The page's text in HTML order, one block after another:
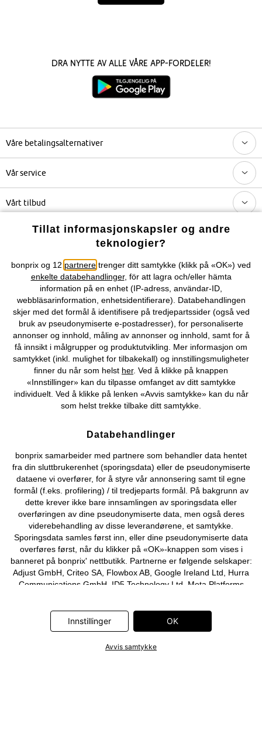
Dra nytte av alle våre app-fordeler!
Våre betalingsalternativer
Vår service
Vårt tilbud
Selskapet
Topkategorier / Sesongvarer
Du kan også finne oss på
Kjøpsvilkår Personopplysninger Cookie-innstillinger
Om Oss Angre kjøp
©2026 bonprix.
Tillat informasjonskapsler og andre
teknologier?
bonprix og 12 partnere trenger ditt samtykke (klikk på «OK») ved
enkelte databehandlinger, för att lagra och/eller hämta
information på en enhet (IP-adress, användar-ID,
webbläsarinformation, enhetsidentifierare). Databehandlingen
skjer med det formål å identifisere på tredjepartssider (også ved
bruk av pseudonymiserte e-postadresser), for personaliserte
annonser og innhold, måling av annonser og innhold, samt for å
få innsikt i målgrupper og produktutvikling. Mer informasjon om
samtykket (inkl. mulighet for tilbakekall) og innstillingsmuligheter
finner du når som helst her. Ved å klikke på knappen
«Innstillinger» kan du tilpasse omfanget av ditt samtykke
individuelt. Ved å klikke på lenken «Avvis samtykke» kan du når
som helst trekke tilbake ditt samtykke.
Databehandlinger
bonprix samarbeider med partnere som behandler data hentet
fra din sluttbrukerenhet (sporingsdata) eller de pseudonymiserte
dataene vi overfører, for å styre vår annonsering samt til egne
formål (f.eks. profilering) / til tredjeparts formål. På bakgrunn av
dette krever ikke bare innsamlingen av sporingsdata eller
overføringen av dine pseudonymiserte data, men også deres
viderebehandling av disse leverandørene, et samtykke.
Sporingsdata samles først inn, eller dine pseudonymiserte data
overføres først, når du klikker på «OK»-knappen som vises i
banneret på bonprix' nettbutikk. Partnerne er følgende selskaper:
Adjust GmbH, Criteo SA, Flowbox AB, Google Ireland Ltd, Hurra
Communications GmbH, ID5 Technology Ltd, Meta Platforms
Technologies UK Ltd. Ytterligere informasjon om
databehandlingene utført av disse partnerne finner du i
. Informasjonen er også tilgjengelig via en
Innstillinger OK
Avvis samtykke